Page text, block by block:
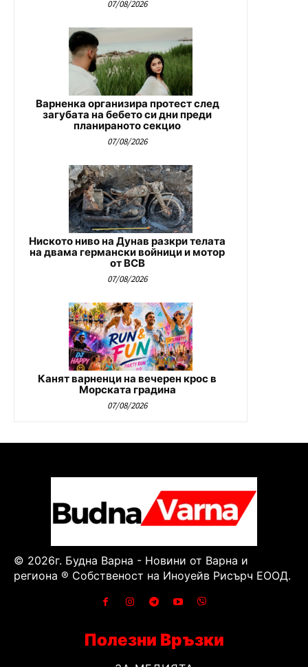
07/08/2026
Варненка организира протест след
загубата на бебето си дни преди
планираното секцио
07/08/2026
Ниското ниво на Дунав разкри телата
на двама германски войници и мотор
от ВСВ
07/08/2026
Канят варненци на вечерен крос в
Морската градина
07/08/2026
© 2026г. Будна Варна - Новини от Варна и
региона ® Собственост на Иноуейв Рисърч ЕООД.
Полезни Връзки